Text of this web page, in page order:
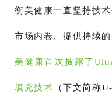
衡美健康一直坚持技
市场内卷、提供持续
美健康首次披露了
填充技术 （下文简称